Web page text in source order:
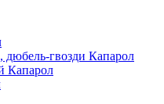
дюбель-гвозди Капарол
Капарол